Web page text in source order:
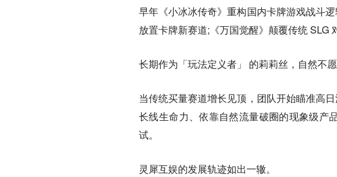
早年《小冰冰传奇》重构国内卡牌游戏战斗
放置卡牌新赛道;《万国觉醒》颠覆传统 SLG
长期作为「玩法定义者」 的莉莉丝，自然不
当传统买量赛道增长见顶，团队开始瞄准高
长线生命力、依靠自然流量破圈的现象级产
试。
灵犀互娱的发展轨迹如出一辙。